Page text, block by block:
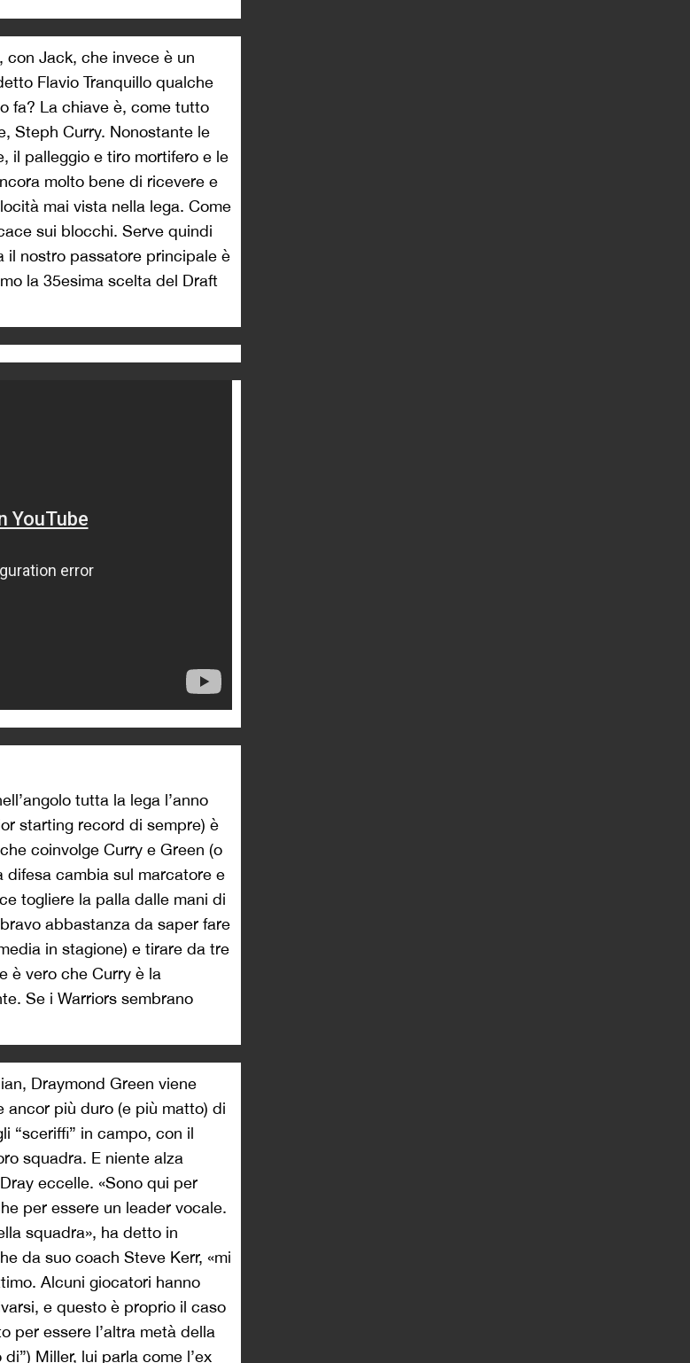
con Jack, che invece è un
Flavio Tranquillo qualche
fa? La chiave è, come tutto
Steph Curry. Nonostante le
il palleggio e tiro mortifero e le
molto bene di ricevere e
mai vista nella lega. Come
sui blocchi. Serve quindi
il nostro passatore principale è
la 35esima scelta del Draft
tutta la lega l’anno
starting record di sempre) è
coinvolge Curry e Green (o
difesa cambia sul marcatore e
togliere la palla dalle mani di
abbastanza da saper fare
in stagione) e tirare da tre
è vero che Curry è la
Se i Warriors sembrano
Draymond Green viene
ancor più duro (e più matto) di
“sceriffi” in campo, con il
squadra. E niente alza
eccelle. «Sono qui per
per essere un leader vocale.
squadra», ha detto in
da suo coach Steve Kerr, «mi
Alcuni giocatori hanno
e questo è proprio il caso
per essere l’altra metà della
Miller, lui parla come l’ex